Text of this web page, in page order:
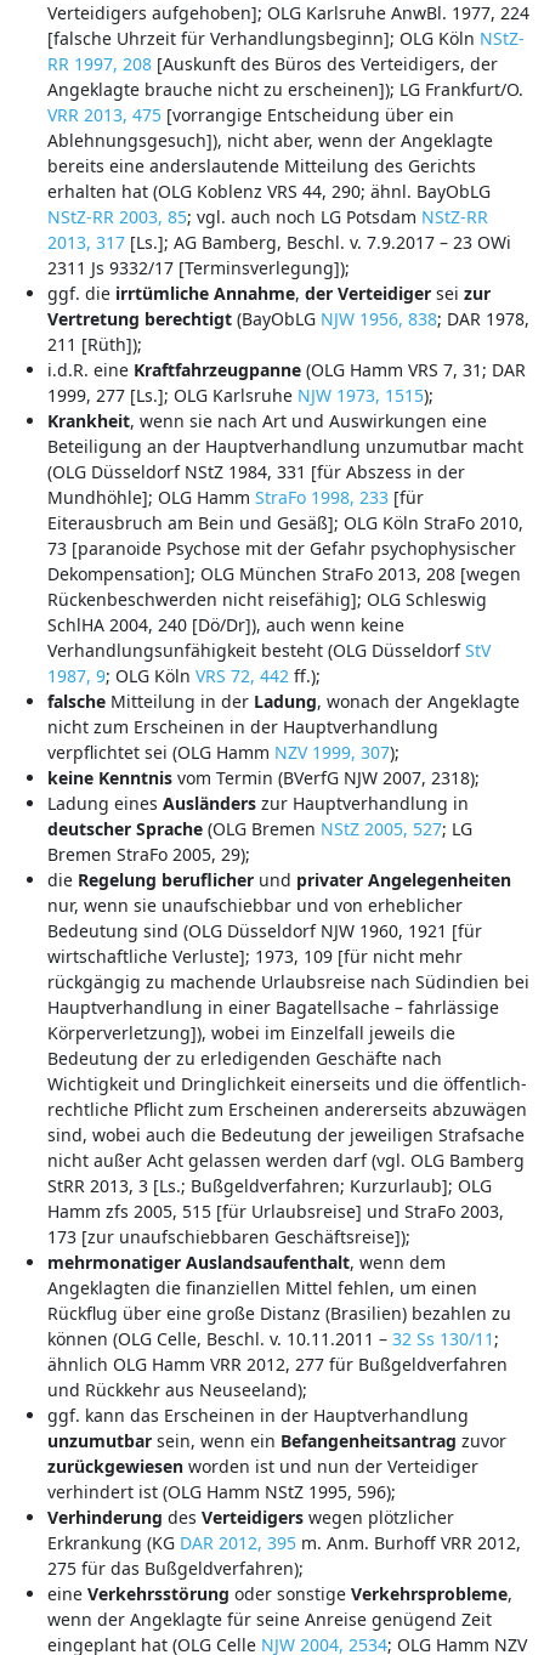
Verteidigers aufgehoben]; OLG Karlsruhe AnwBl. 1977, 224
[falsche Uhrzeit für Verhandlungsbeginn]; OLG Köln NStZ-
RR 1997, 208[Auskunft des Büros des Verteidigers, der
Angeklagte brauche nicht zu erscheinen]); LG Frankfurt/O.
VRR 2013, 475[vorrangige Entscheidung über ein
Ablehnungsgesuch]), nicht aber, wenn der Angeklagte
bereits eine anderslautende Mitteilung des Gerichts
erhalten hat (OLG Koblenz VRS 44, 290; ähnl. BayObLG
NStZ-RR 2003, 85; vgl. auch noch LG Potsdam NStZ-RR
2013, 317[Ls.]; AG Bamberg, Beschl. v. 7.9.2017 – 23 OWi
2311 Js 9332/17 [Terminsverlegung]);
ggf. die irrtümliche Annahme, der Verteidigersei zur
Vertretung berechtigt(BayObLG NJW 1956, 838; DAR 1978,
211 [Rüth]);
i.d.R. eine Kraftfahrzeugpanne(OLG Hamm VRS 7, 31; DAR
1999, 277 [Ls.]; OLG Karlsruhe NJW 1973, 1515);
Krankheit, wenn sie nach Art und Auswirkungen eine
Beteiligung an der Hauptverhandlung unzumutbar macht
(OLG Düsseldorf NStZ 1984, 331 [für Abszess in der
Mundhöhle]; OLG Hamm StraFo 1998, 233[für
Eiterausbruch am Bein und Gesäß]; OLG Köln StraFo 2010,
73 [paranoide Psychose mit der Gefahr psychophysischer
Dekompensation]; OLG München StraFo 2013, 208 [wegen
Rückenbeschwerden nicht reisefähig]; OLG Schleswig
SchlHA 2004, 240 [Dö/Dr]), auch wenn keine
Verhandlungsunfähigkeit besteht (OLG DüsseldorfStV
1987, 9; OLG Köln VRS 72, 442 ff.);
falscheMitteilung in der Ladung, wonach der Angeklagte
nicht zum Erscheinen in der Hauptverhandlung
verpflichtet sei (OLG Hamm NZV 1999, 307);
keine Kenntnisvom Termin (BVerfG NJW 2007, 2318);
Ladung eines Ausländerszur Hauptverhandlung in
deutscher Sprache(OLG Bremen NStZ 2005, 527; LG
Bremen StraFo 2005, 29);
die Regelung beruflicherund privater Angelegenheiten
nur, wenn sie unaufschiebbar und von erheblicher
Bedeutung sind (OLG Düsseldorf NJW 1960, 1921 [für
wirtschaftliche Verluste]; 1973, 109 [für nicht mehr
rückgängig zu machende Urlaubsreise nach Südindien bei
Hauptverhandlung in einer Bagatellsache – fahrlässige
Körperverletzung]), wobei im Einzelfall jeweils die
Bedeutung der zu erledigenden Geschäfte nach
Wichtigkeit und Dringlichkeit einerseits und die öffentlich-
rechtliche Pflicht zum Erscheinen andererseits abzuwägen
sind, wobei auch die Bedeutung der jeweiligen Strafsache
nicht außer Acht gelassen werden darf (vgl. OLG Bamberg
StRR 2013, 3 [Ls.; Bußgeldverfahren; Kurzurlaub]; OLG
Hamm zfs 2005, 515 [für Urlaubsreise] und StraFo 2003,
173 [zur unaufschiebbaren Geschäftsreise]);
mehrmonatiger Auslandsaufenthalt, wenn dem
Angeklagten die finanziellen Mittel fehlen, um einen
Rückflug über eine große Distanz (Brasilien) bezahlen zu
können (OLG Celle, Beschl. v. 10.11.2011 – 32 Ss 130/11 ;
ähnlich OLG Hamm VRR 2012, 277 für Bußgeldverfahren
und Rückkehr aus Neuseeland);
ggf. kann das Erscheinen in der Hauptverhandlung
unzumutbarsein, wenn ein Befangenheitsantrag zuvor
zurückgewiesenworden ist und nun der Verteidiger
verhindert ist (OLG Hamm NStZ 1995, 596);
Verhinderung des Verteidigerswegen plötzlicher
Erkrankung (KG DAR 2012, 395m. Anm. Burhoff VRR 2012,
275 für das Bußgeldverfahren);
eine Verkehrsstörung oder sonstige Verkehrsprobleme,
wenn der Angeklagte für seine Anreise genügend Zeit
eingeplant hat (OLG Celle NJW 2004, 2534; OLG Hamm NZV